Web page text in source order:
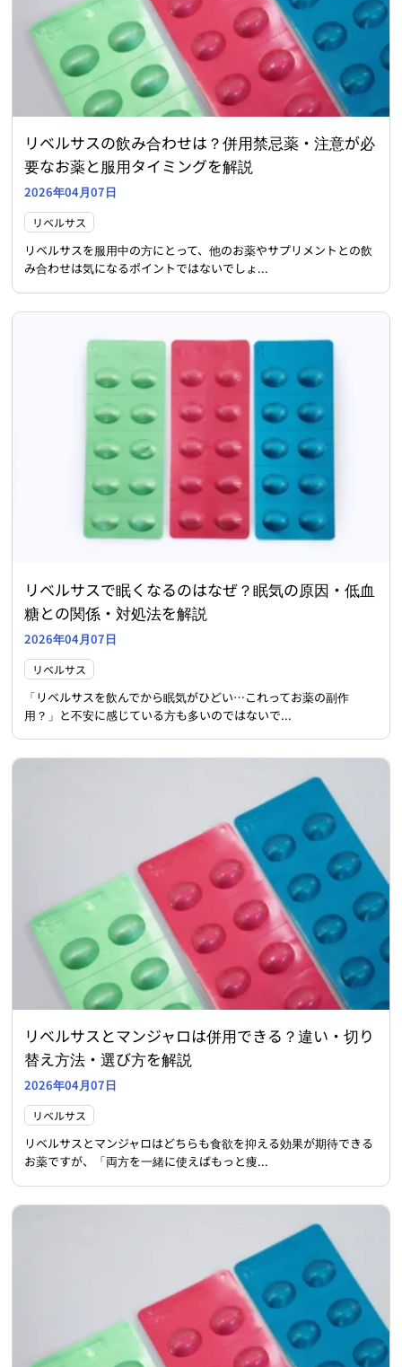
リベルサスの飲み合わせは？併用禁忌薬・注意が必
要なお薬と服用タイミングを解説
2026年04月07日
リベルサス
リベルサスを服用中の方にとって、他のお薬やサプリメントとの飲
み合わせは気になるポイントではないでしょ...
リベルサスで眠くなるのはなぜ？眠気の原因・低血
糖との関係・対処法を解説
2026年04月07日
リベルサス
「リベルサスを飲んでから眠気がひどい…これってお薬の副作
用？」と不安に感じている方も多いのではないで...
リベルサスとマンジャロは併用できる？違い・切り
替え方法・選び方を解説
2026年04月07日
リベルサス
リベルサスとマンジャロはどちらも食欲を抑える効果が期待できる
お薬ですが、「両方を一緒に使えばもっと痩...